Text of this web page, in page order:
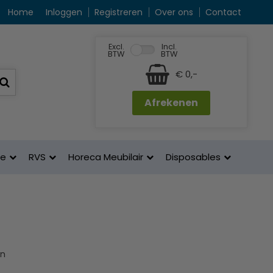
Home Inloggen Registreren Over ons Contact
Excl.
BTW
Incl.
BTW
€ 0,-
Afrekenen
RVS Horeca Meubilair Disposables